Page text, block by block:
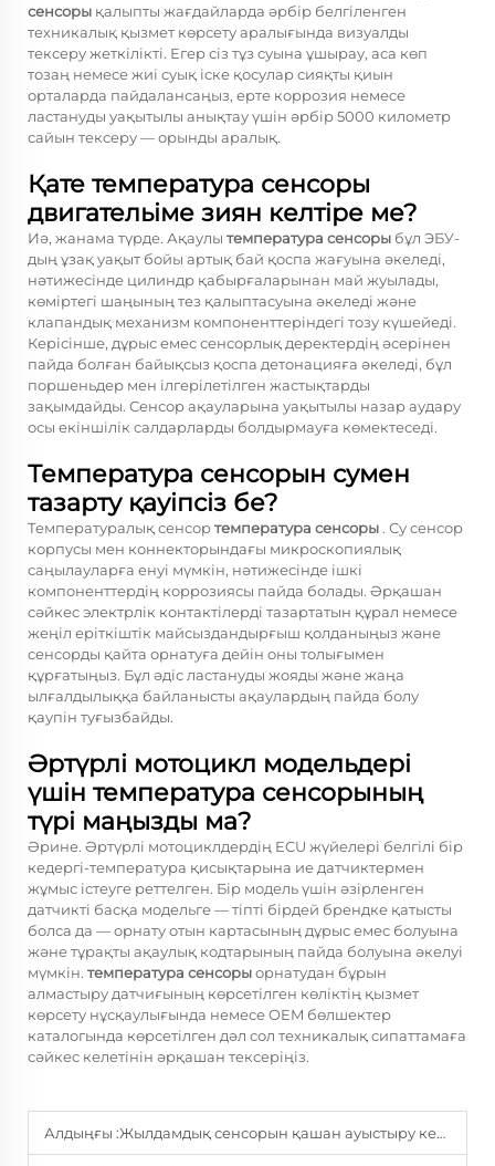
сенсоры қалыпты жағдайларда әрбір белгіленген
техникалық қызмет көрсету аралығында визуалды
тексеру жеткілікті. Егер сіз тұз суына ұшырау, аса көп
тозаң немесе жиі суық іске қосулар сияқты қиын
орталарда пайдалансаңыз, ерте коррозия немесе
ластануды уақытылы анықтау үшін әрбір 5000 километр
сайын тексеру — орынды аралық.
Қате температура сенсоры
двигательіме зиян келтіре ме?
Иә, жанама түрде. Ақаулы температура сенсоры бұл ЭБУ-
дың ұзақ уақыт бойы артық бай қоспа жағуына әкеледі,
нәтижесінде цилиндр қабырғаларынан май жуылады,
көміртегі шаңының тез қалыптасуына әкеледі және
клапандық механизм компоненттеріндегі тозу күшейеді.
Керісінше, дұрыс емес сенсорлық деректердің әсерінен
пайда болған байықсыз қоспа детонацияға әкеледі, бұл
поршеньдер мен ілгерілетілген жастықтарды
зақымдайды. Сенсор ақауларына уақытылы назар аудару
осы екіншілік салдарларды болдырмауға көмектеседі.
Температура сенсорын сумен
тазарту қауіпсіз бе?
Температуралық сенсортемпература сенсоры . Су сенсор
корпусы мен коннекторындағы микроскопиялық
саңылауларға енуі мүмкін, нәтижесінде ішкі
компоненттердің коррозиясы пайда болады. Әрқашан
сәйкес электрлік контактілерді тазартатын құрал немесе
жеңіл еріткіштік майсыздандырғыш қолданыңыз және
сенсорды қайта орнатуға дейін оны толығымен
құрғатыңыз. Бұл әдіс ластануды жояды және жаңа
ылғалдылыққа байланысты ақаулардың пайда болу
қаупін туғызбайды.
Әртүрлі мотоцикл модельдері
үшін температура сенсорының
түрі маңызды ма?
Әрине. Әртүрлі мотоциклдердің ECU жүйелері белгілі бір
кедергі-температура қисықтарына ие датчиктермен
жұмыс істеуге реттелген. Бір модель үшін әзірленген
датчикті басқа модельге — тіпті бірдей брендке қатысты
болса да — орнату отын картасының дұрыс емес болуына
және тұрақты ақаулық кодтарының пайда болуына әкелуі
мүмкін. температура сенсорыорнатудан бұрын
алмастыру датчиғының көрсетілген көліктің қызмет
көрсету нұсқаулығында немесе OEM бөлшектер
каталогында көрсетілген дәл сол техникалық сипаттамаға
сәйкес келетінін әрқашан тексеріңіз.
Алдыңғы :Жылдамдық сенсорын қашан ауыстыру керек екенін қалай анықтауға болады?